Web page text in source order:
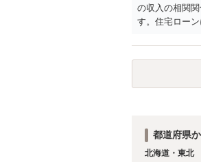
の収入の相関
す。住宅ロー
都道府県
北海道・東北